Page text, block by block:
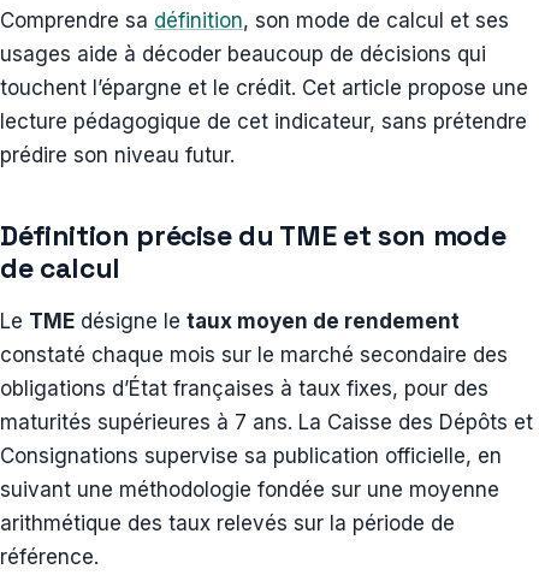
Comprendre sa définition, son mode de calcul et ses
usages aide à décoder beaucoup de décisions qui
touchent l’épargne et le crédit. Cet article propose une
lecture pédagogique de cet indicateur, sans prétendre
prédire son niveau futur.
Définition précise du TME et son mode
de calcul
Le TME désigne le taux moyen de rendement
constaté chaque mois sur le marché secondaire des
obligations d’État françaises à taux fixes, pour des
maturités supérieures à 7 ans. La Caisse des Dépôts et
Consignations supervise sa publication officielle, en
suivant une méthodologie fondée sur une moyenne
arithmétique des taux relevés sur la période de
référence.